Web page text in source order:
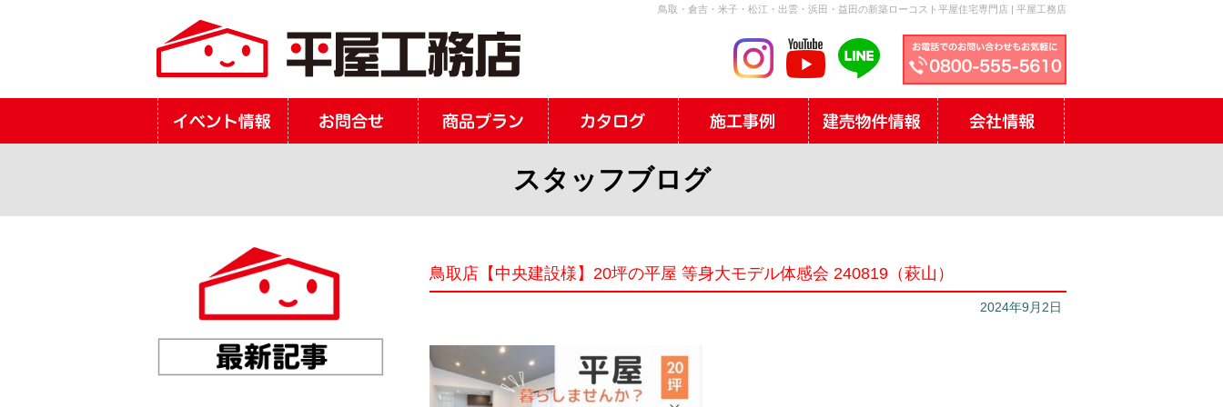
鳥取・倉吉・米子・松江・出雲・浜田・益田の新築ローコスト平屋住宅専門店 | 平屋工務店
スタッフブログ
鳥取店【中央建設様】20坪の平屋 等身大モデル体感会 240819（萩山）
2024年9月2日